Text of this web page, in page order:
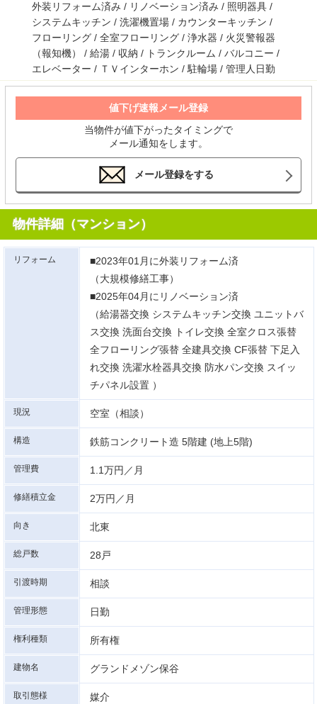
外装リフォーム済み / リノベーション済み / 照明器具 /
システムキッチン / 洗濯機置場 / カウンターキッチン /
フローリング / 全室フローリング / 浄水器 / 火災警報器
（報知機） / 給湯 / 収納 / トランクルーム / バルコニー /
エレベーター / ＴＶインターホン / 駐輪場 / 管理人日勤
値下げ速報メール登録
当物件が値下がったタイミングで
メール通知をします。
メール登録をする
物件詳細（マンション）
リフォーム
■2023年01月に外装リフォーム済
（大規模修繕工事）
■2025年04月にリノベーション済
（給湯器交換 システムキッチン交換 ユニットバ
ス交換 洗面台交換 トイレ交換 全室クロス張替
全フローリング張替 全建具交換 CF張替 下足入
れ交換 洗濯水栓器具交換 防水パン交換 スイッ
チパネル設置 ）
現況 空室（相談）
構造 鉄筋コンクリート造 5階建 (地上5階)
管理費 1.1万円／月
修繕積立金 2万円／月
向き 北東
総戸数 28戸
引渡時期 相談
管理形態 日勤
権利種類 所有権
建物名 グランドメゾン保谷
取引態様 媒介